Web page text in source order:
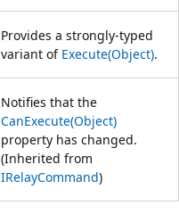
Provides a strongly-typed
variant of Execute(Object).
Notifies that the
CanExecute(Object)
property has changed.
(Inherited from
IRelayCommand)